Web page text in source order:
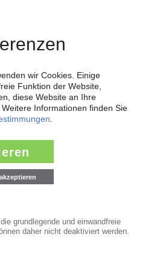
wissen müssen,
liefert – Informationen zum
für die Praxis.